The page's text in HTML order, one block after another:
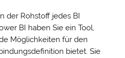
der Rohstoff jedes BI
BI haben Sie ein Tool,
Möglichkeiten für den
bietet. Sie